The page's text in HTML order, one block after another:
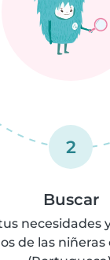
2
Buscar
necesidades
de las niñeras